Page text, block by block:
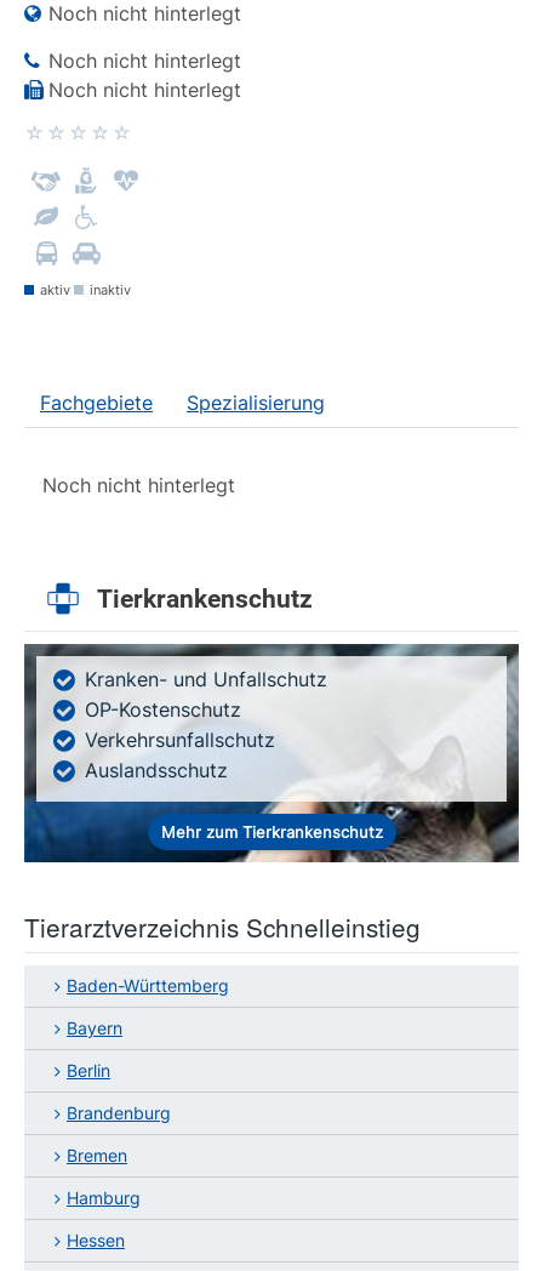
Noch nicht hinterlegt
Noch nicht hinterlegt
Noch nicht hinterlegt
aktiv inaktiv
Fachgebiete Spezialisierung
Noch nicht hinterlegt
Tierkrankenschutz
Kranken- und Unfallschutz
OP-Kostenschutz
Verkehrsunfallschutz
Auslandsschutz
Mehr zum Tierkrankenschutz
Tierarztverzeichnis Schnelleinstieg
Baden-Württemberg
Bayern
Berlin
Brandenburg
Bremen
Hamburg
Hessen